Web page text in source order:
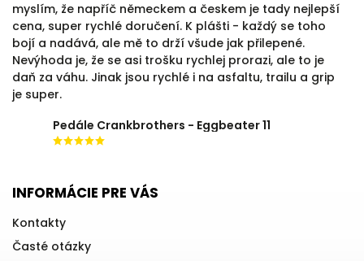
myslím, že napříč německem a českem je tady nejlepší
cena, super rychlé doručení. K plášti - každý se toho
bojí a nadává, ale mě to drží všude jak přilepené.
Nevýhoda je, že se asi trošku rychlej prorazi, ale to je
daň za váhu. Jinak jsou rychlé i na asfaltu, trailu a grip
je super.
Pedále Crankbrothers - Eggbeater 11
INFORMÁCIE PRE VÁS
Kontakty
Časté otázky